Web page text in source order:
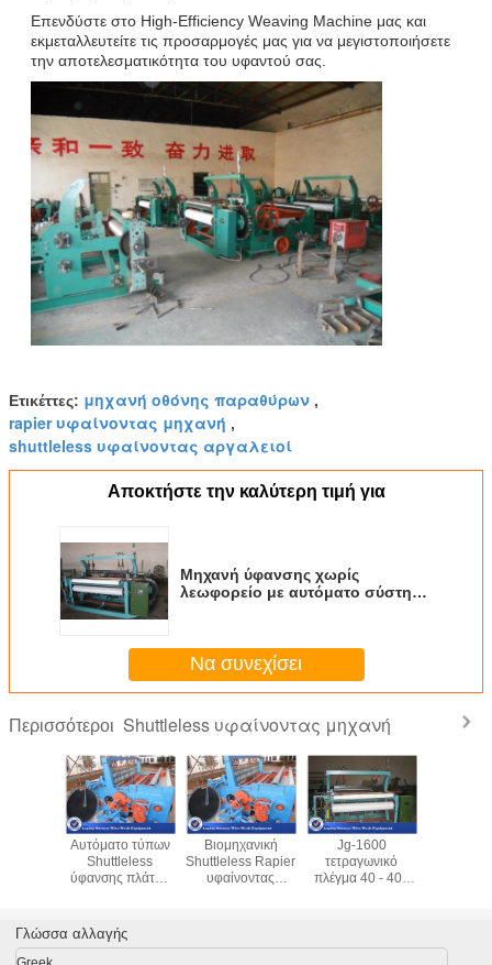
Επενδύστε στο High-Efficiency Weaving Machine μας και
εκμεταλλευτείτε τις προσαρμογές μας για να μεγιστοποιήσετε
την αποτελεσματικότητα του υφαντού σας.
Ετικέττες: μηχανή οθόνης παραθύρων ,
rapier υφαίνοντας μηχανή ,
shuttleless υφαίνοντας αργαλειοί
Αποκτήστε την καλύτερη τιμή για
Μηχανή ύφανσης χωρίς
λεωφορείο με αυτόματο σύστημα
Να συνεχίσει
Περισσότεροι Shuttleless υφαίνοντας μηχανή
τύπων
απλή
Αυτόματο τύπων
Shuttleless
ύφανσης πλάτος
Βιομηχανική
Shuttleless Rapier
υφαίνοντας
Jg-1600
τετραγωνικό
πλέγμα 40 - 400
ελέγχου
μηχανών
Γλώσσα αλλαγής